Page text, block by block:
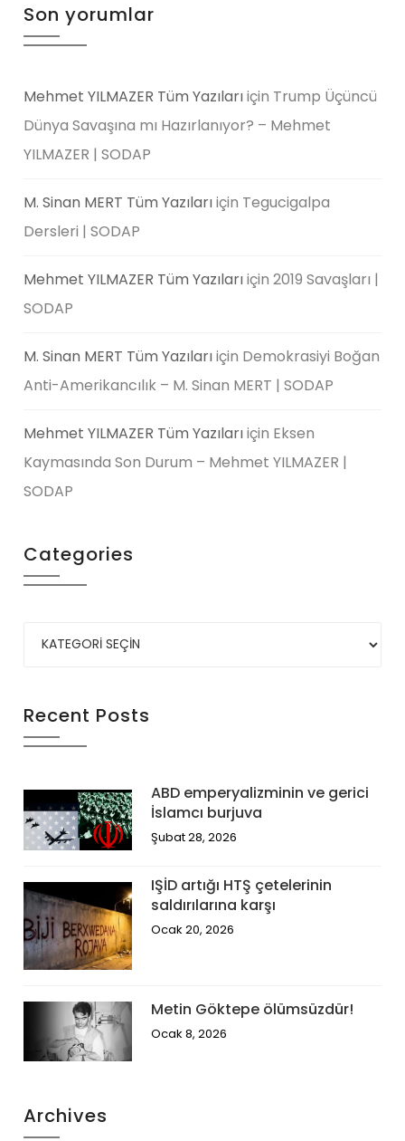
Son yorumlar
Mehmet YILMAZER Tüm Yazılarıiçin Trump Üçüncü
Dünya Savaşına mı Hazırlanıyor? – Mehmet
YILMAZER | SODAP
M. Sinan MERT Tüm Yazılarıiçin Tegucigalpa
Dersleri | SODAP
Mehmet YILMAZER Tüm Yazılarıiçin2019 Savaşları |
SODAP
M. Sinan MERT Tüm Yazılarıiçin Demokrasiyi Boğan
Anti-Amerikancılık – M. Sinan MERT | SODAP
Mehmet YILMAZER Tüm Yazılarıiçin Eksen
Kaymasında Son Durum – Mehmet YILMAZER |
SODAP
Categories
Recent Posts
ABD emperyalizminin ve gerici
İslamcı burjuva
Şubat 28, 2026
IŞİD artığı HTŞ çetelerinin
saldırılarına karşı
Ocak 20, 2026
Metin Göktepe ölümsüzdür!
Ocak 8, 2026
Archives